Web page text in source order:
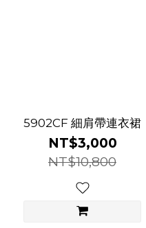
5902CF 細肩帶連衣裙
NT$3,000
NT$10,800